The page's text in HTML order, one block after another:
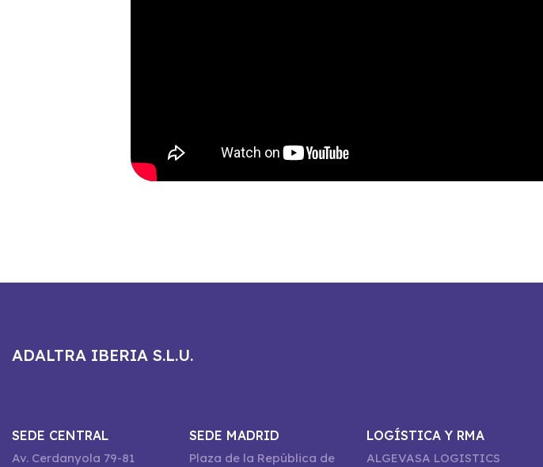
ADALTRA IBERIA S.L.U.
SEDE CENTRAL
Av. Cerdanyola 79-81
SEDE MADRID
Plaza de la República de
LOGÍSTICA Y RMA
ALGEVASA LOGISTICS